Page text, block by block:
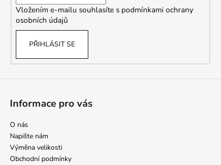
Vložením e-mailu souhlasíte s podmínkami ochrany
osobních údajů
PŘIHLÁSIT SE
Informace pro vás
O nás
Napište nám
Výměna velikosti
Obchodní podmínky